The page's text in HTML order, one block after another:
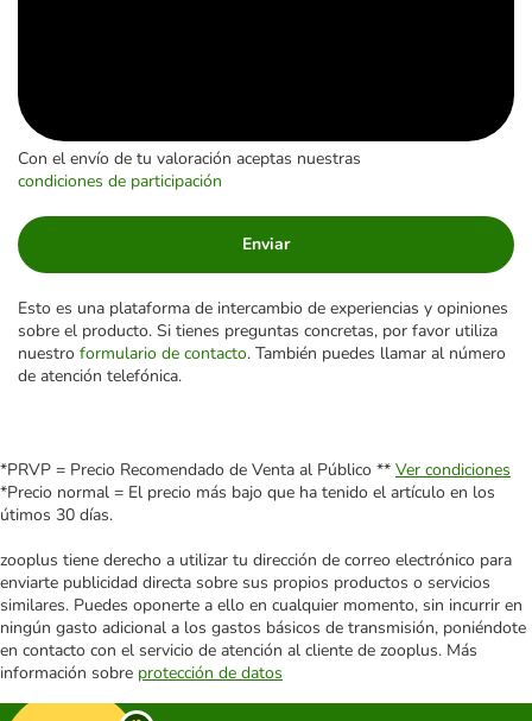
Con el envío de tu valoración aceptas nuestras
condiciones de participación
Enviar
Esto es una plataforma de intercambio de experiencias y opiniones
sobre el producto. Si tienes preguntas concretas, por favor utiliza
nuestro formulario de contacto. También puedes llamar al número
de atención telefónica.
*PRVP = Precio Recomendado de Venta al Público ** Ver condiciones
*Precio normal = El precio más bajo que ha tenido el artículo en los
útimos 30 días.
zooplus tiene derecho a utilizar tu dirección de correo electrónico para
enviarte publicidad directa sobre sus propios productos o servicios
similares. Puedes oponerte a ello en cualquier momento, sin incurrir en
ningún gasto adicional a los gastos básicos de transmisión, poniéndote
en contacto con el servicio de atención al cliente de zooplus. Más
información sobre protección de datos